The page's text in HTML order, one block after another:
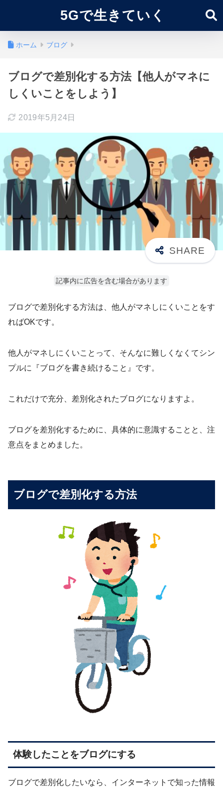
5Gで生きていく
ホーム ブログ
ブログで差別化する方法【他人がマネに
しくいことをしよう】
2019年5月24日
記事内に広告を含む場合があります
ブログで差別化する方法は、他人がマネしにくいことをす
ればOKです。
他人がマネしにくいことって、そんなに難しくなくてシン
プルに『ブログを書き続けること』です。
これだけで充分、差別化されたブログになりますよ。
ブログを差別化するために、具体的に意識することと、注
意点をまとめました。
ブログで差別化する方法
体験したことをブログにする
ブログで差別化したいなら、インターネットで知った情報